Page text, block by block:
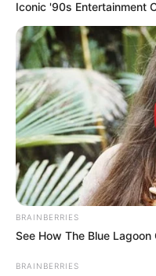
La Concesión
Planear su viaje
Respetar las
Evitar conducir
drogas.
No exceder los
Llevar suficiente
Revisar el estado
ALERTA
Iconic '90s Entertainment
BRAINBERRIES
See How The Blue
BRAINBERRIES